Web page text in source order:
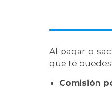
Al pagar o
que te
Comisión